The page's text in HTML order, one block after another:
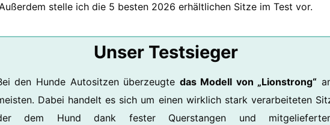
stelle ich die 5 besten 2026 erhältlichen Sitze im Test vor.
Unser Testsieger
den Hunde Autositzen überzeugte das Modell von „Lionstrong“
Dabei handelt es sich um einen wirklich stark verarbeiteten
dem Hund dank fester Querstangen und